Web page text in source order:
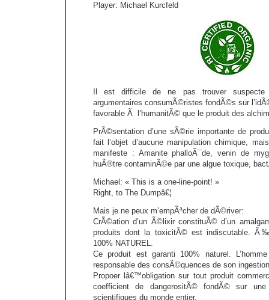
Player: Michael Kurcfeld
Il est difficile de ne pas trouver suspecte
argumentaires consumÃ©ristes fondÃ©s sur
favorable Ã l’humanitÃ© que le produit des
PrÃ©sentation d’une sÃ©rie importante de
fait l’objet d’aucune manipulation chimique,
manifeste : Amanite phalloÃ¯de, venin de
huÃ®tre contaminÃ©e par une algue toxique,
Michael: « This is a one-line-point! »
Right, to The Dumpâ€¦
Mais je ne peux m’empÃªcher de dÃ©river:
CrÃ©ation d’un Ã©lixir constituÃ© d’un
produits dont la toxicitÃ© est indiscutable.
100% NATUREL.
Ce produit est garanti 100% naturel.
responsable des consÃ©quences de son
Propoer lâ€™obligation sur tout produit
coefficient de dangerositÃ© fondÃ© sur
scientifiques du monde entier.